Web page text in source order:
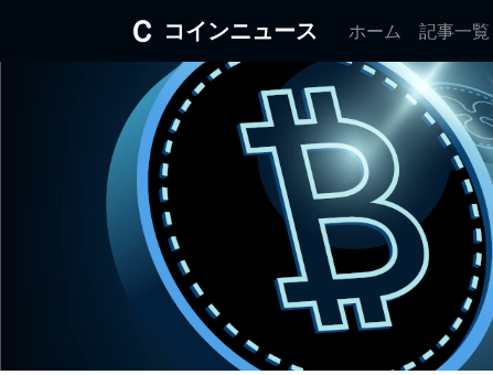
コインニュース ホーム 記事一覧